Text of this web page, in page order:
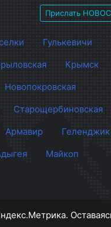
Прислать
Гулькевичи
Крымск
Новопокровская
Старощербиновская
Армавир
Геленджик
Майкоп